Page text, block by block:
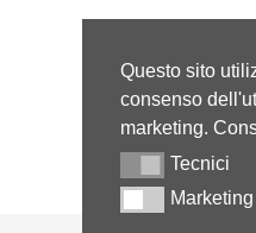
Questo sito
consenso
marketing.
TecniciTecnici
MarketingMarketing